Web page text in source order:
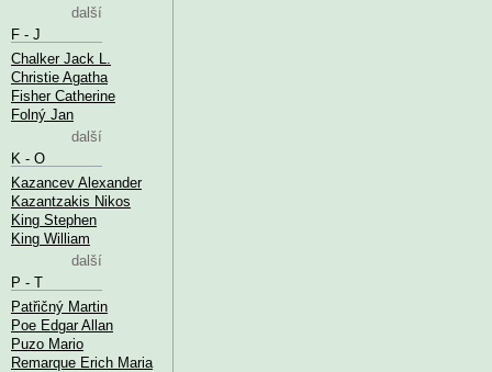
další
F - J
Chalker Jack L.
Christie Agatha
Fisher Catherine
Folný Jan
další
K - O
Kazancev Alexander
Kazantzakis Nikos
King Stephen
King William
další
P - T
Patřičný Martin
Poe Edgar Allan
Puzo Mario
Remarque Erich Maria